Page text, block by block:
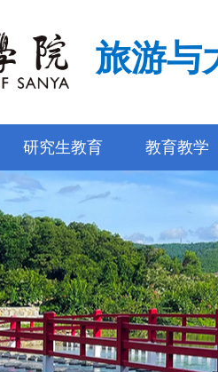
旅游与
研究生教育 教育教学